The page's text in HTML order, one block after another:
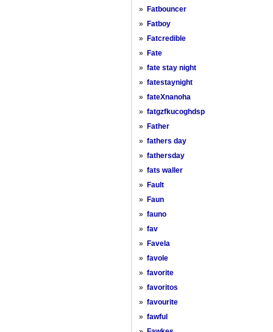
» Fatbouncer
» Fatboy
» Fatcredible
» Fate
» fate stay night
» fatestaynight
» fateXnanoha
» fatgzfkucoghdsp
» Father
» fathers day
» fathersday
» fats waller
» Fault
» Faun
» fauno
» fav
» Favela
» favole
» favorite
» favoritos
» favourite
» fawful